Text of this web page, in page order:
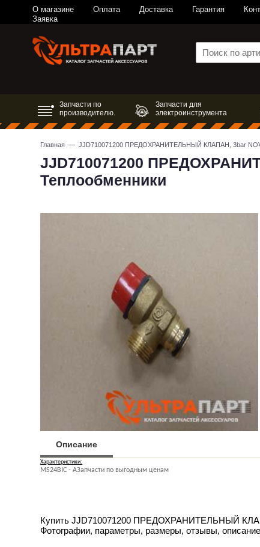
О магазине Оплата Доставка Гарантия
Заявка
Запчасти по
производителю.
Запчасти для
электроинструмента
Главная — JJD710071200 ПРЕДОХРАНИТЕЛЬНЫЙ КЛАПАН, 3bar
JJD710071200
Теплообменники
Описание
Характеристики:
MS24BIC - AЗапчасти по выгодным ценам
Купить JJD710071200 ПРЕДОХРАНИТЕЛЬНЫЙ
Фотографии, параметры, размеры, отзывы, описание